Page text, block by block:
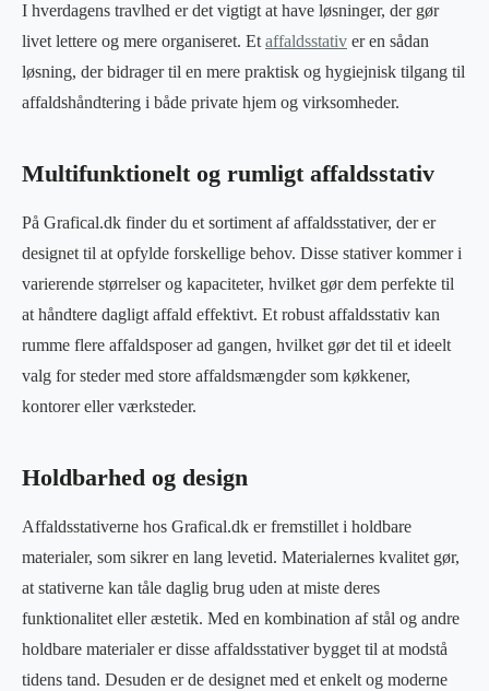
I hverdagens travlhed er det vigtigt at have løsninger, der gør
livet lettere og mere organiseret. Et affaldsstativ er en sådan
løsning, der bidrager til en mere praktisk og hygiejnisk tilgang til
affaldshåndtering i både private hjem og virksomheder.
Multifunktionelt og rumligt affaldsstativ
På Grafical.dk finder du et sortiment af affaldsstativer, der er
designet til at opfylde forskellige behov. Disse stativer kommer i
varierende størrelser og kapaciteter, hvilket gør dem perfekte til
at håndtere dagligt affald effektivt. Et robust affaldsstativ kan
rumme flere affaldsposer ad gangen, hvilket gør det til et ideelt
valg for steder med store affaldsmængder som køkkener,
kontorer eller værksteder.
Holdbarhed og design
Affaldsstativerne hos Grafical.dk er fremstillet i holdbare
materialer, som sikrer en lang levetid. Materialernes kvalitet gør,
at stativerne kan tåle daglig brug uden at miste deres
funktionalitet eller æstetik. Med en kombination af stål og andre
holdbare materialer er disse affaldsstativer bygget til at modstå
tidens tand. Desuden er de designet med et enkelt og moderne